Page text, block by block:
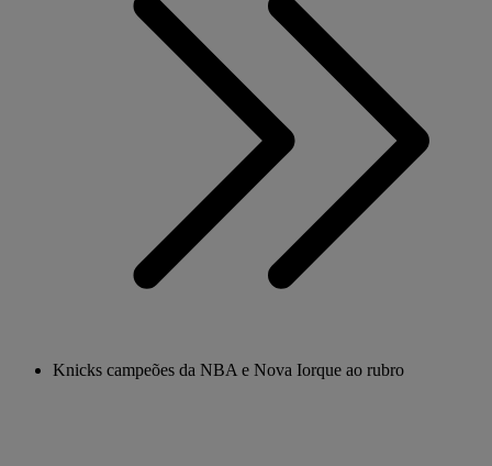
Knicks campeões da NBA e Nova Iorque ao rubro